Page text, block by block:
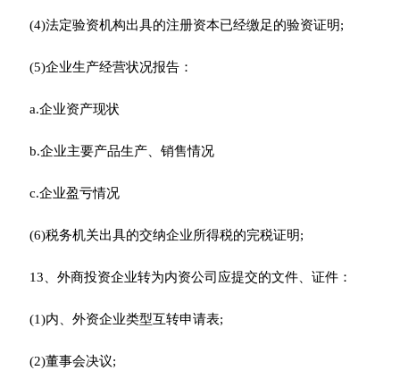
(4)法定验资机构出具的注册资本已经缴足的验资证明;
(5)企业生产经营状况报告：
a.企业资产现状
b.企业主要产品生产、销售情况
c.企业盈亏情况
(6)税务机关出具的交纳企业所得税的完税证明;
13、外商投资企业转为内资公司应提交的文件、证件：
(1)内、外资企业类型互转申请表;
(2)董事会决议;